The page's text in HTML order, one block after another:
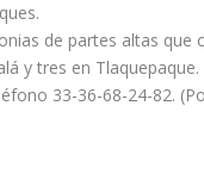
de partes altas que
y tres en Tlaquepaque.
33-36-68-24-82.